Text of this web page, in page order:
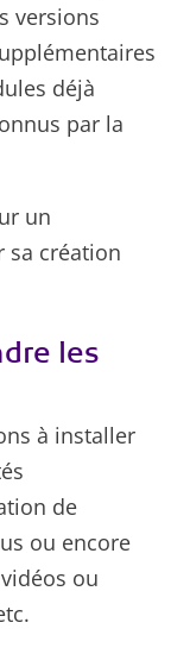
versions
déjà
par la
un
sa création
les
à installer
de
ou encore
ou